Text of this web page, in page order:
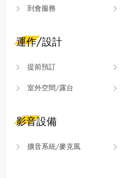
到會服務
運作/設計
提前預訂
室外空間/露台
影音設備
擴音系統/麥克風